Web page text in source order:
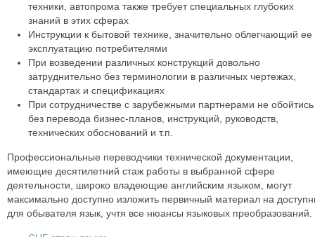
техники, автопрома также требует специальных глубоких
знаний в этих сферах
Инструкции к бытовой технике, значительно облегчающий ее
эксплуатацию потребителями
При возведении различных конструкций довольно
затруднительно без терминологии в различных чертежах,
стандартах и спецификациях
При сотрудничестве с зарубежными партнерами не обойтись
без перевода бизнес-планов, инструкций, руководств,
технических обоснований и т.п.
Профессиональные переводчики технической документации,
имеющие десятилетний стаж работы в выбранной сфере
деятельности, широко владеющие английским языком, могут
максимально доступно изложить первичный материал на
для обывателя язык, учтя все нюансы языковых преобразований.